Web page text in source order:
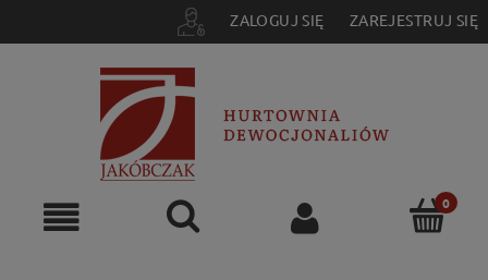
ZALOGUJ SIĘ ZAREJESTRUJ SIĘ